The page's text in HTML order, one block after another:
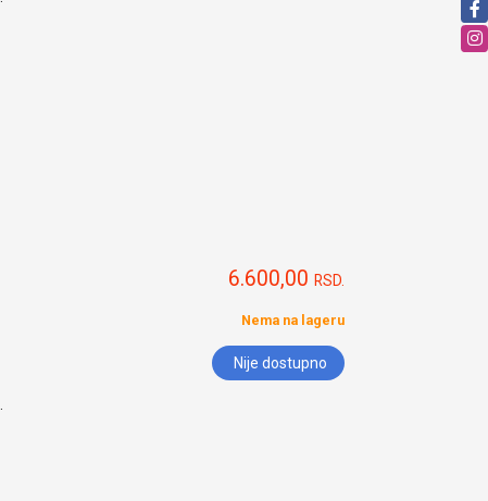
6.600,00 RSD.
Nema na lageru
Nije dostupno